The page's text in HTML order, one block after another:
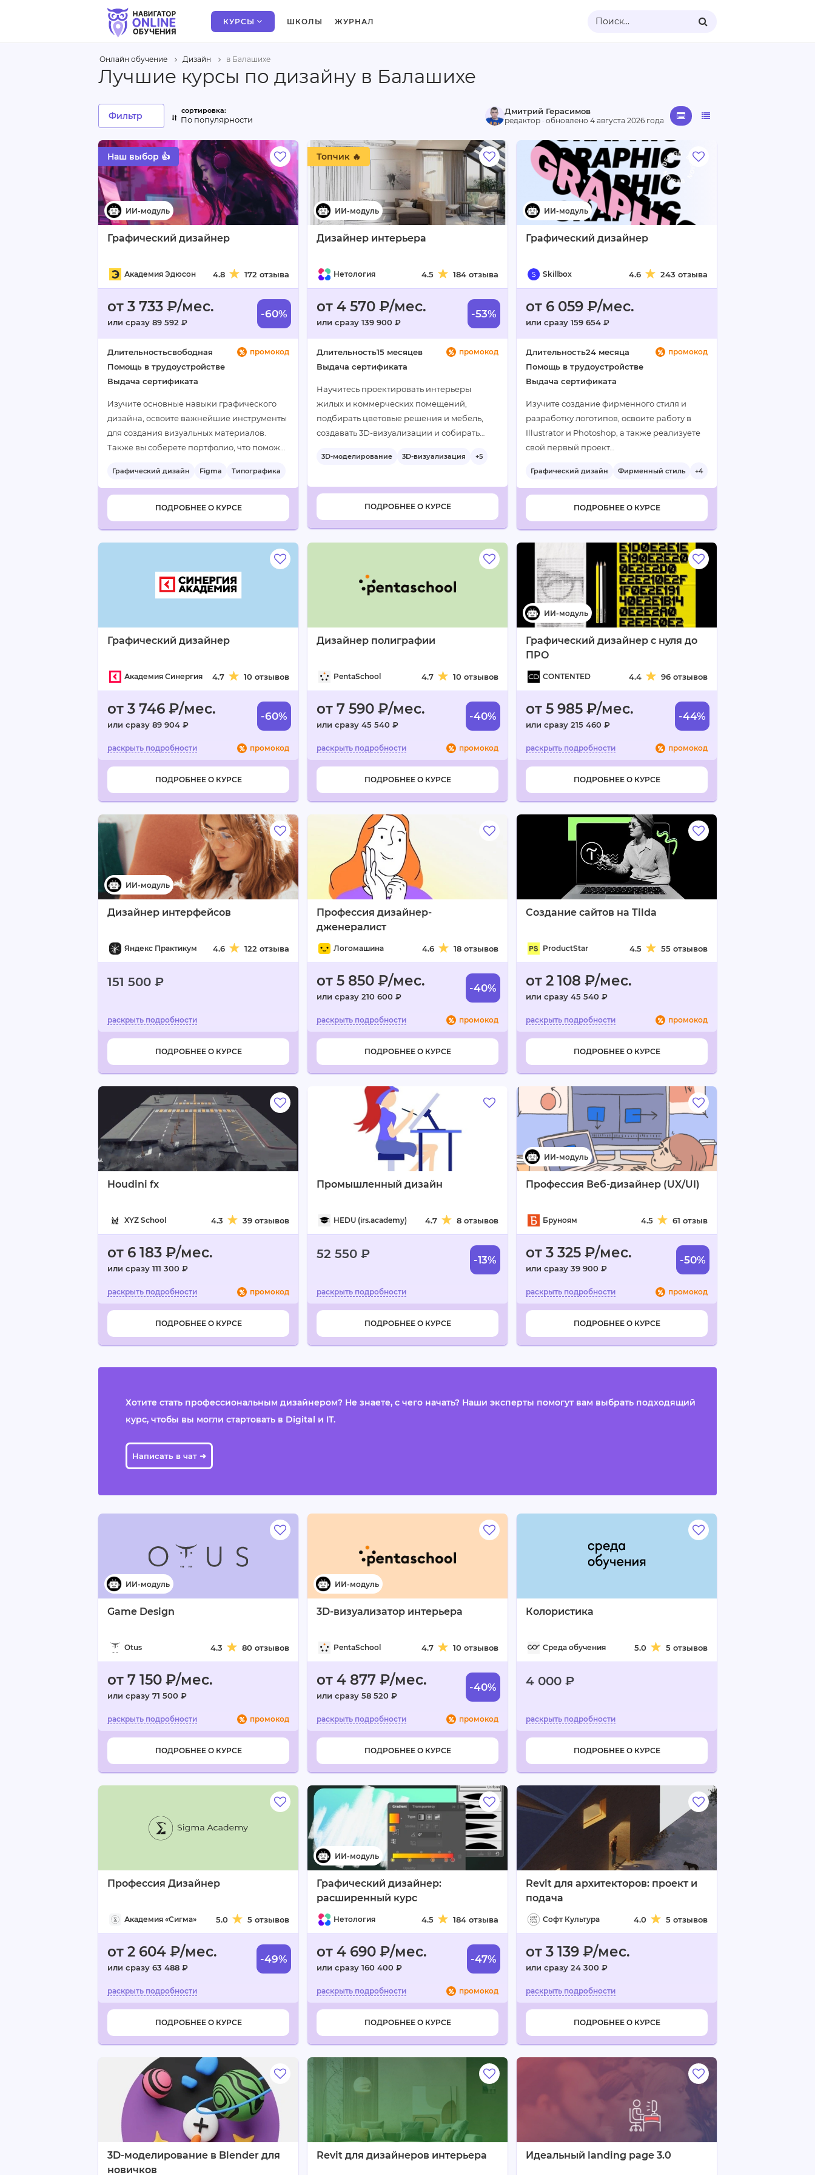
КУРСЫ ШКОЛЫ ЖУРНАЛ Поиск...
Онлайн обучение Дизайн в Балашихе
Лучшие курсы по дизайну в Балашихе
Графический дизайнер
Академия Эдюсон 4.8 172 отзыва
от 3 733 ₽/мес.
или сразу 89 592 ₽
-60%
промокод
Длительностьсвободная
Помощь в трудоустройстве
Выдача сертификата
Изучите основные навыки графического
дизайна, освоите важнейшие инструменты
для создания визуальных материалов.
Также вы соберете портфолио, что поможет
квалификацию работодателям…
Графический дизайн Figma
Типографика
+3
ПОДРОБНЕЕ О КУРСЕ
Наш выбор 👍
Дизайнер интерьера
Нетология 4.5 184 отзыва
от 4 570 ₽/мес.
или сразу 139 900 ₽
-53%
промокод
Длительность15 месяцев
Выдача сертификата
Научитесь проектировать интерьеры
жилых и коммерческих помещений,
подбирать цветовые решения и мебель,
создавать 3D-визуализации и собирать
профессионального дизайнера и
3D-моделирование 3D-визуализация +5
ПОДРОБНЕЕ О КУРСЕ
Топчик 🔥
Графический дизайнер
Skillbox 4.6 243 отзыва
от 6 059 ₽/мес.
или сразу 159 654 ₽
промокод
Длительность24 месяца
Помощь в трудоустройстве
Выдача сертификата
Изучите создание фирменного стиля и
разработку логотипов, освоите работу в
Illustrator и Photoshop, а также реализуете
свой первый проект…
Графический дизайн Фирменный стиль +4
ПОДРОБНЕЕ О КУРСЕ
Графический дизайнер
Академия Синергия 4.7 10 отзывов
от 3 746 ₽/мес.
или сразу 89 904 ₽
-60%
промокод
ПОДРОБНЕЕ О КУРСЕ
Дизайнер полиграфии
PentaSchool 4.7 10 отзывов
от 7 590 ₽/мес.
или сразу 45 540 ₽
-40%
промокод
ПОДРОБНЕЕ О КУРСЕ
Графический дизайнер с нуля до
ПРО
CONTENTED 4.4 96 отзывов
от 5 985 ₽/мес.
или сразу 215 460 ₽
-44%
промокод
ПОДРОБНЕЕ О КУРСЕ
Дизайнер интерфейсов
Яндекс Практикум 4.6 122 отзыва
151 500 ₽
ПОДРОБНЕЕ О КУРСЕ
Профессия дизайнер-
дженералист
Логомашина 4.6 18 отзывов
от 5 850 ₽/мес.
или сразу 210 600 ₽
-40%
промокод
ПОДРОБНЕЕ О КУРСЕ
Создание сайтов на Tilda
ProductStar 4.5 55 отзывов
от 2 108 ₽/мес.
или сразу 45 540 ₽
промокод
ПОДРОБНЕЕ О КУРСЕ
Houdini fx
XYZ School 4.3 39 отзывов
от 6 183 ₽/мес.
или сразу 111 300 ₽
промокод
ПОДРОБНЕЕ О КУРСЕ
Промышленный дизайн
HEDU (irs.academy) 4.7 8 отзывов
52 550 ₽ -13%
ПОДРОБНЕЕ О КУРСЕ
Профессия Веб-дизайнер (UX/UI)
Бруноям 4.5 61 отзыв
от 3 325 ₽/мес.
или сразу 39 900 ₽
-50%
промокод
ПОДРОБНЕЕ О КУРСЕ
Хотите стать профессиональным дизайнером? Не знаете, с чего начать? Наши эксперты помогут вам выбрать подходящий
курс, чтобы вы могли стартовать в Digital и IT.
Написать в чат ➜
Game Design
Otus 4.3 80 отзывов
от 7 150 ₽/мес.
или сразу 71 500 ₽
промокод
ПОДРОБНЕЕ О КУРСЕ
3D-визуализатор интерьера
PentaSchool 4.7 10 отзывов
от 4 877 ₽/мес.
или сразу 58 520 ₽
-40%
промокод
ПОДРОБНЕЕ О КУРСЕ
Колористика
Среда обучения 5.0 5 отзывов
4 000 ₽
ПОДРОБНЕЕ О КУРСЕ
Профессия Дизайнер
Академия «Сигма» 5.0 5 отзывов
от 2 604 ₽/мес.
или сразу 63 488 ₽
-49%
ПОДРОБНЕЕ О КУРСЕ
Графический дизайнер:
расширенный курс
Нетология 4.5 184 отзыва
от 4 690 ₽/мес.
или сразу 160 400 ₽
-47%
промокод
ПОДРОБНЕЕ О КУРСЕ
Revit для архитекторов: проект и
подача
Софт Культура 4.0 5 отзывов
от 3 139 ₽/мес.
или сразу 24 300 ₽
ПОДРОБНЕЕ О КУРСЕ
3D-моделирование в Blender для
новичков
Revit для дизайнеров интерьера Идеальный landing page 3.0
Дмитрий Герасимов
редактор · обновлено 4 августа 2026 года
Фильтр По популярности